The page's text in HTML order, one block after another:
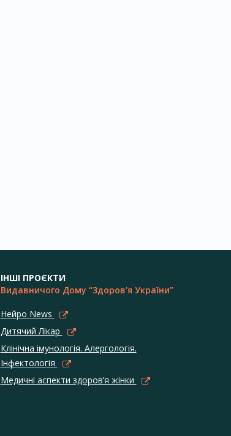
ІНШІ ПРОЄКТИ
Видавничого Дому “Здоров’я України”
Нейро News
Дитячий Лікар
Клінічна імунологія. Алергологія.
Інфектологія
Медичні аспекти здоров’я жінки